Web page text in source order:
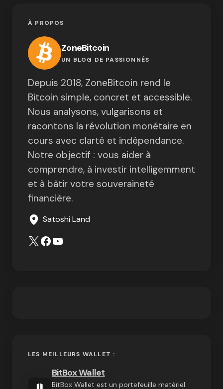
À PROPOS
ZoneBitcoin
UN BLOG DE PASSIONNÉS
Depuis 2018, ZoneBitcoin rend le
Bitcoin simple, concret et accessible.
Nous analysons, vulgarisons et
racontons la révolution monétaire en
cours avec clarté et indépendance.
Notre objectif : vous aider à
comprendre, à investir intelligemment
et à bâtir votre souveraineté
financière.
Satoshi Land
LES MEILLEURS WALLET :
BitBox Wallet
BitBox Wallet est un portefeuille matériel